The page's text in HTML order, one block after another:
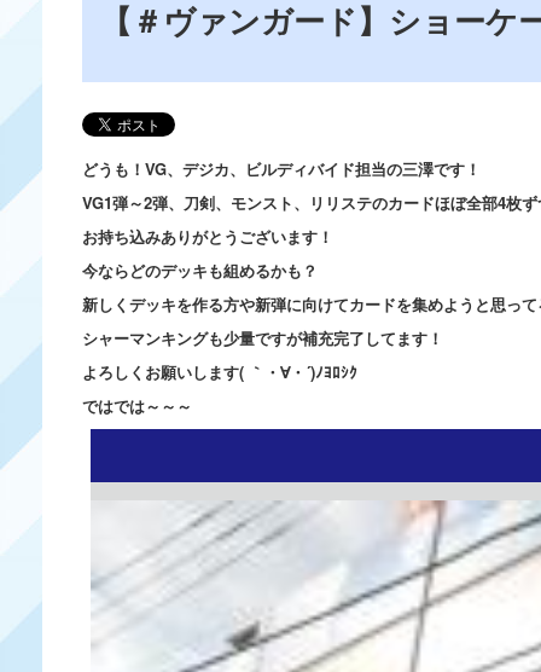
【＃ヴァンガード】ショーケ
どうも！VG、デジカ、ビルディバイド担当の三澤です！
VG1弾～2弾、刀剣、モンスト、リリステのカードほぼ全部4枚
お持ち込みありがとうございます！
今ならどのデッキも組めるかも？
新しくデッキを作る方や新弾に向けてカードを集めようと思っ
シャーマンキングも少量ですが補充完了してます！
よろしくお願いします( ｀・∀・´)ﾉﾖﾛｼｸ
ではでは～～～